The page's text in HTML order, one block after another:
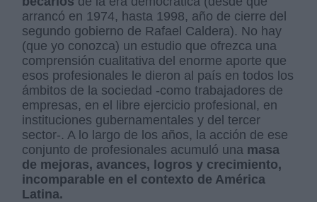
arrancó en 1974, hasta 1998, año de cierre del
segundo gobierno de Rafael Caldera). No hay
(que yo conozca) un estudio que ofrezca una
comprensión cualitativa del enorme aporte que
esos profesionales le dieron al país en todos los
ámbitos de la sociedad -como trabajadores de
empresas, en el libre ejercicio profesional, en
instituciones gubernamentales y del tercer
sector-. A lo largo de los años, la acción de ese
conjunto de profesionales acumuló una masa
de mejoras, avances, logros y crecimiento,
incomparable en el contexto de América
Latina.